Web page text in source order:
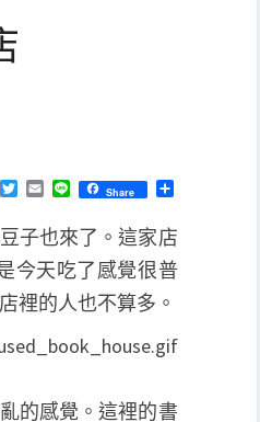
T
i
t
t
e
r
E
a
i
l
L
n
e
Share
分
子也來了。這家店
今天吃了感覺很普
裡的人也不算多。
的感覺。這裡的書